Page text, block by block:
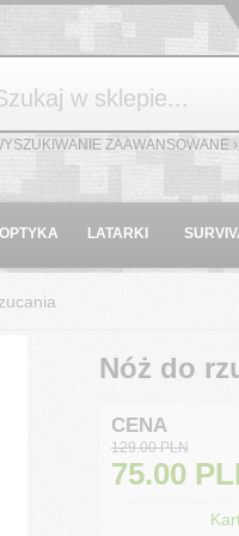
ZAAWANSOWANE ›
OPTYKA LATARKI
Nóż do
CENA
129.00 PLN
75.00